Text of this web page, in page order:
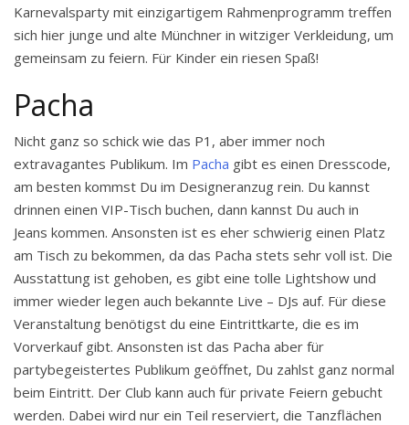
Karnevalsparty mit einzigartigem Rahmenprogramm treffen
sich hier junge und alte Münchner in witziger Verkleidung, um
gemeinsam zu feiern. Für Kinder ein riesen Spaß!
Pacha
Nicht ganz so schick wie das P1, aber immer noch
extravagantes Publikum. Im Pacha gibt es einen Dresscode,
am besten kommst Du im Designeranzug rein. Du kannst
drinnen einen VIP-Tisch buchen, dann kannst Du auch in
Jeans kommen. Ansonsten ist es eher schwierig einen Platz
am Tisch zu bekommen, da das Pacha stets sehr voll ist. Die
Ausstattung ist gehoben, es gibt eine tolle Lightshow und
immer wieder legen auch bekannte Live – DJs auf. Für diese
Veranstaltung benötigst du eine Eintrittkarte, die es im
Vorverkauf gibt. Ansonsten ist das Pacha aber für
partybegeistertes Publikum geöffnet, Du zahlst ganz normal
beim Eintritt. Der Club kann auch für private Feiern gebucht
werden. Dabei wird nur ein Teil reserviert, die Tanzflächen